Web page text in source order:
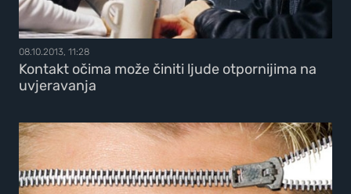
08.10.2013, 11:28
Kontakt očima može činiti ljude otpornijima na
uvjeravanja